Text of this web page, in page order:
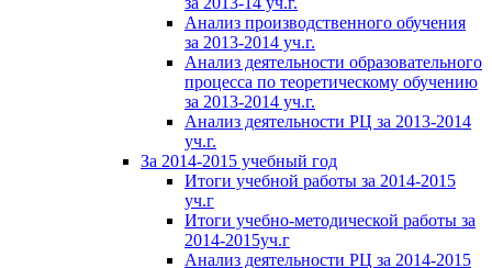
Анализ производственного обучения
за 2013-2014 уч.г.
Анализ деятельности образовательного
процесса по теоретическому обучению
за 2013-2014 уч.г.
Анализ деятельности РЦ за 2013-2014
уч.г.
За 2014-2015 учебный год
Итоги учебной работы за 2014-2015
уч.г
Итоги учебно-методической работы за
2014-2015уч.г
Анализ деятельности РЦ за 2014-2015